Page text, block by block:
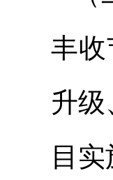
丰收
升
目